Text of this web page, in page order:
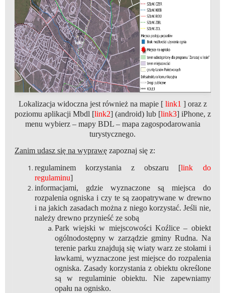
Lokalizacja widoczna jest również na mapie [ link1 ] oraz z
poziomu aplikacji Mbdl [link2] (android) lub [link3] iPhone, z
menu wybierz – mapy BDL – mapa zagospodarowania
turystycznego.
Zanim udasz się na wyprawęzapoznaj się z:
regulaminem korzystania z obszaru [link do
regulaminu]
informacjami, gdzie wyznaczone są miejsca do
rozpalenia ogniska i czy te są zaopatrywane w drewno
i na jakich zasadach można z niego korzystać. Jeśli nie,
należy drewno przynieść ze sobą
Park wiejski w miejscowości Koźlice – obiekt
ogólnodostępny w zarządzie gminy Rudna. Na
terenie parku znajdują się wiaty warz ze stołami i
ławkami, wyznaczone jest miejsce do rozpalenia
ogniska. Zasady korzystania z obiektu określone
są w regulaminie obiektu. Nie zapewniamy
opału na ognisko.